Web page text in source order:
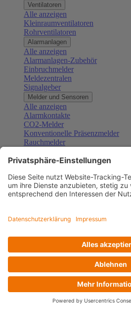
Ventilatoren
Alle anzeigen
Kleinraumventilatoren
Rohrventilatoren
Alarmanlagen
Alle anzeigen
Alarmanlagen-Zubehör
Einbruchmelder
Meldezentralen
Signalgeber
Melder und Sensoren
Alle anzeigen
Alarmkontakte
CO2-Melder
Konventionelle Präsenzmelder
Rauchmelder
Gefahrenmelder
Türsprechanlagen
Alle anzeigen
Außenstationen
Klingeltaster und Gongs
Sprechanlagen-Sets
Zubehör Türkommunikation
Videoüberwachung
Zubehör Videoüberwachung
Alle anzeigen